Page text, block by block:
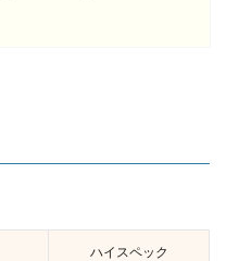
ハイスペック